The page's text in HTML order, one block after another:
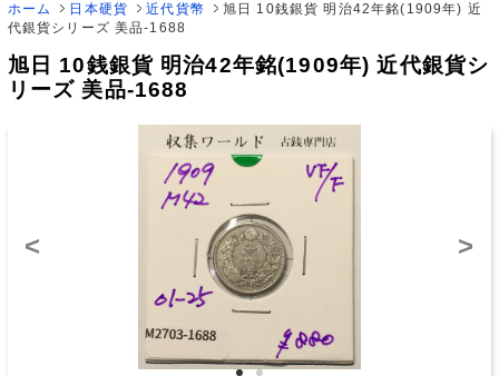
ホーム 日本硬貨 近代貨幣
旭日 10銭銀貨 明治42年銘(1909年) 近
代銀貨シリーズ 美品-1688
旭日 10銭銀貨 明治42年銘(1909年) 近代銀貨シ
リーズ 美品-1688
< >